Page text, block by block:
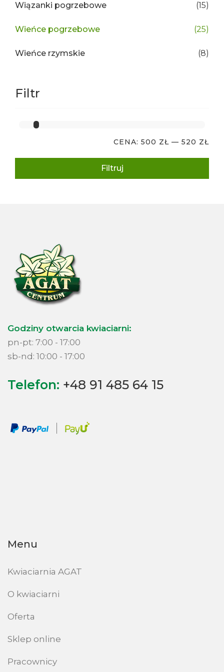
Wiązanki pogrzebowe (15)
Wieńce pogrzebowe (25)
Wieńce rzymskie (8)
Filtr
Filtruj
CENA: 500 ZŁ — 520 ZŁ
Godziny otwarcia kwiaciarni:
pn-pt: 7:00 - 17:00
sb-nd: 10:00 - 17:00
Telefon: +48 91 485 64 15
Menu
Kwiaciarnia AGAT
O kwiaciarni
Oferta
Sklep online
Pracownicy